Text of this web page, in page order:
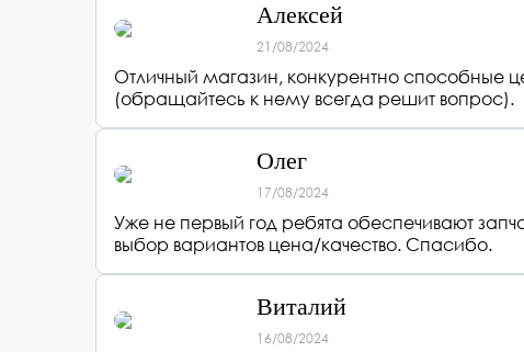
Алексей
21/08/2024
Отличный магазин, конкурентно способные
(обращайтесь к нему всегда решит вопрос).
Олег
17/08/2024
Уже не первый год ребята обеспечивают
выбор вариантов цена/качество. Спасибо.
Виталий
16/08/2024